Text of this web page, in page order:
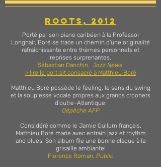
ROOTS, 2012
Porté par son piano caribéen à la Professor
Longhair, Boré se trace un chemin d'une originalité
rafraîchissante entre thèmes personnels et
reprises surprenantes.
Sébastian Danchin, Jazz News
> lire le portrait consacré à Matthieu Boré
Matthieu Boré possède le feeling, le sens du swing
et la souplesse vocale propres aux grands crooners
d'outre-Atlantique.
Dépêche AFP
Considéré comme le Jamie Cullum français,
Matthieu Boré marie avec entrain jazz et rhythm
and blues. Son album file une bonne claque à la
grisaille ambiante!
Florence Roman, Public